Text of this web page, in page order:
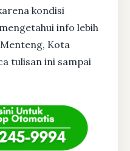
kondisi
info lebih
Kota
tulisan ini sampai